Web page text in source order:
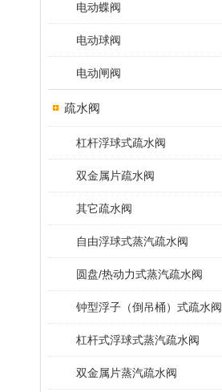
电动蝶阀
电动球阀
电动闸阀
疏水阀
杠杆浮球式疏水阀
双金属片疏水阀
其它疏水阀
自由浮球式蒸汽疏水阀
圆盘/热动力式蒸汽疏水阀
钟型浮子（倒吊桶）式疏水阀
杠杆式浮球式蒸汽疏水阀
双金属片蒸汽疏水阀